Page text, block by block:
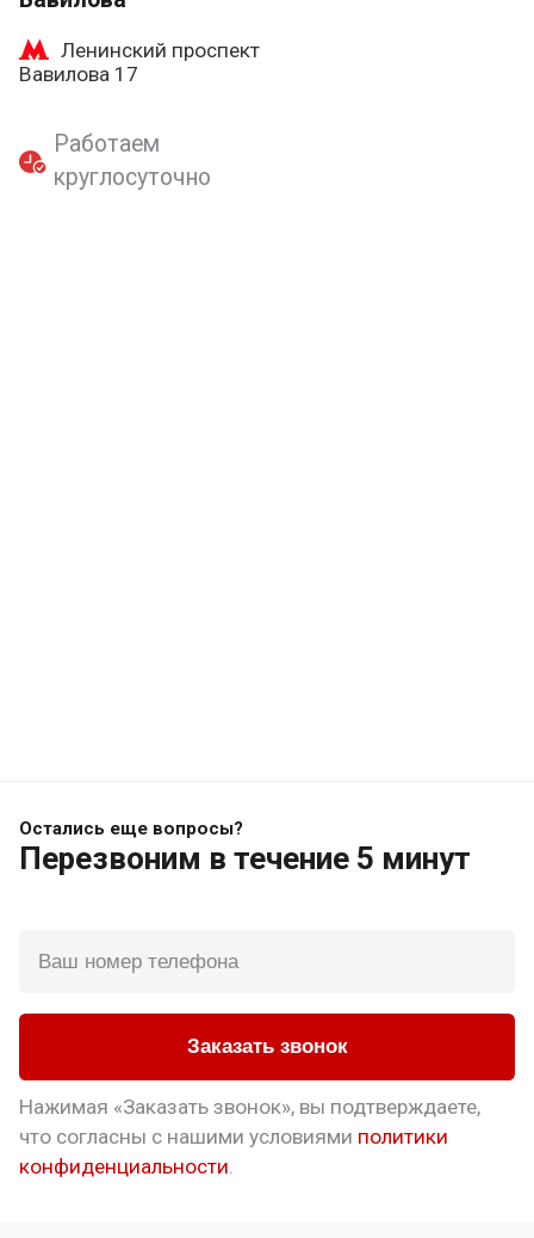
Ленинский проспект
Вавилова 17
Работаем
круглосуточно
Остались еще вопросы?
Перезвоним в течение 5 минут
Заказать звонок
Нажимая «Заказать звонок», вы подтверждаете,
что согласны с нашими условиями политики
конфиденциальности.